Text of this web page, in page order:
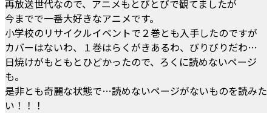
再放送世代なので、アニメもとびとびで観てましたが
今までで一番大好きなアニメです。
小学校のリサイクルイベントで２巻とも入手したのですが
カバーはないわ、１巻はらくがきあるわ、びりびりだわ…
日焼けがもともとひどかったので、ろくに読めないページ
も。
是非とも奇麗な状態で…読めないページがないものを読みた
い！！！